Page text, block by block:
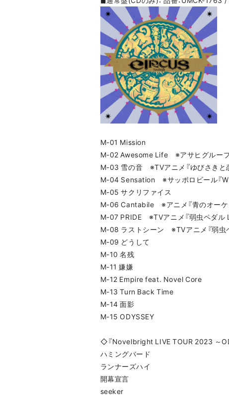
M-01 Mission
M-02 Awesome Life ※アサヒグループ
M-03 雪の音 ※TVアニメ『ゆびさきと
M-04 Sensation ※サッポロビール『
M-05 サクリファイス
M-06 Cantabile ※アニメ『青のオーケ
M-07 PRIDE ※TVアニメ『弱虫ペダル
M-08 ラストシーン ※TVアニメ『弱虫
M-09 どうして
M-10 名残
M-11 嫌嫌
M-12 Empire feat. Novel Core
M-13 Turn Back Time
M-14 面影
M-15 ODYSSEY
◇『Novelbright LIVE TOUR 2023 ～
ハミングバード
ランナーズハイ
開幕宣言
seeker